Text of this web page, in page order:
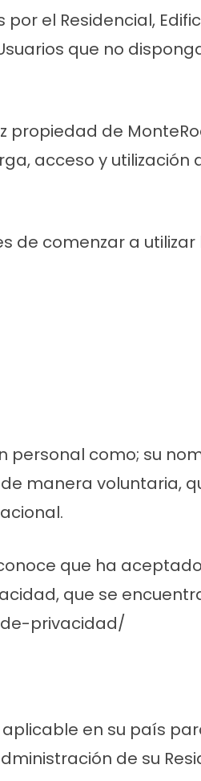
el Residencial,
que no
propiedad de
acceso y
de comenzar a utilizar
personal como; su
manera voluntaria,
que ha
que se
privacidad/
en su país
de su